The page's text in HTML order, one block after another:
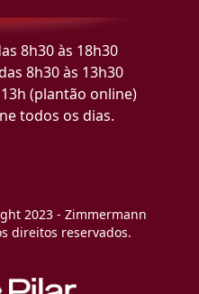
8h30 às 18h30
8h30 às 13h30
(plantão online)
todos os dias.
2023 - Zimmermann
direitos reservados.